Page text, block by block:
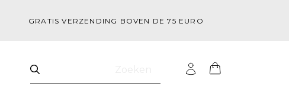
GRATIS VERZENDING BOVEN DE 75 EURO